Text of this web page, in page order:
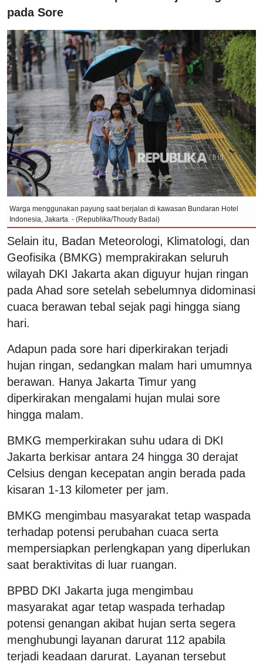
pada Sore
Warga menggunakan payung saat berjalan di kawasan Bundaran Hotel
Indonesia, Jakarta. - (Republika/Thoudy Badai)
Selain itu, Badan Meteorologi, Klimatologi, dan
Geofisika (BMKG) memprakirakan seluruh
wilayah DKI Jakarta akan diguyur hujan ringan
pada Ahad sore setelah sebelumnya didominasi
cuaca berawan tebal sejak pagi hingga siang
hari.
Adapun pada sore hari diperkirakan terjadi
hujan ringan, sedangkan malam hari umumnya
berawan. Hanya Jakarta Timur yang
diperkirakan mengalami hujan mulai sore
hingga malam.
BMKG memperkirakan suhu udara di DKI
Jakarta berkisar antara 24 hingga 30 derajat
Celsius dengan kecepatan angin berada pada
kisaran 1-13 kilometer per jam.
BMKG mengimbau masyarakat tetap waspada
terhadap potensi perubahan cuaca serta
mempersiapkan perlengkapan yang diperlukan
saat beraktivitas di luar ruangan.
BPBD DKI Jakarta juga mengimbau
masyarakat agar tetap waspada terhadap
potensi genangan akibat hujan serta segera
menghubungi layanan darurat 112 apabila
terjadi keadaan darurat. Layanan tersebut